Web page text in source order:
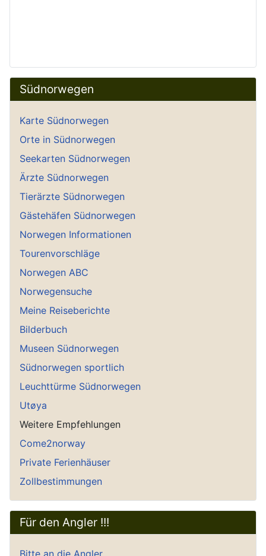
Südnorwegen
Karte Südnorwegen
Orte in Südnorwegen
Seekarten Südnorwegen
Ärzte Südnorwegen
Tierärzte Südnorwegen
Gästehäfen Südnorwegen
Norwegen Informationen
Tourenvorschläge
Norwegen ABC
Norwegensuche
Meine Reiseberichte
Bilderbuch
Museen Südnorwegen
Südnorwegen sportlich
Leuchttürme Südnorwegen
Utøya
Weitere Empfehlungen
Come2norway
Private Ferienhäuser
Zollbestimmungen
Für den Angler !!!